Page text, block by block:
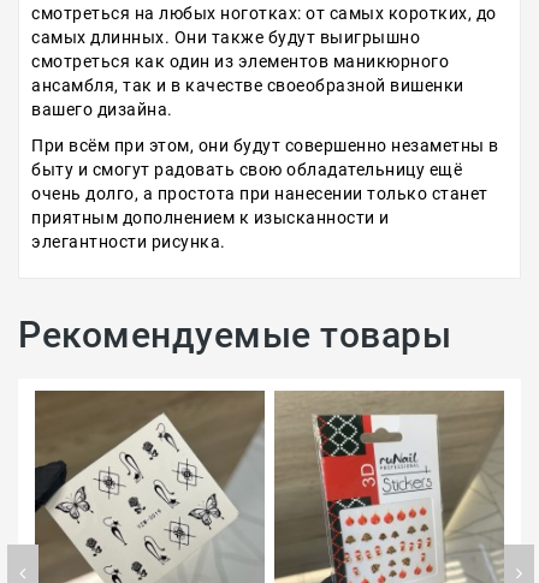
смотреться на любых ноготках: от самых коротких, до
самых длинных. Они также будут выигрышно
смотреться как один из элементов маникюрного
ансамбля, так и в качестве своеобразной вишенки
вашего дизайна.
При всём при этом, они будут совершенно незаметны в
быту и смогут радовать свою обладательницу ещё
очень долго, а простота при нанесении только станет
приятным дополнением к изысканности и
элегантности рисунка.
Рекомендуемые товары